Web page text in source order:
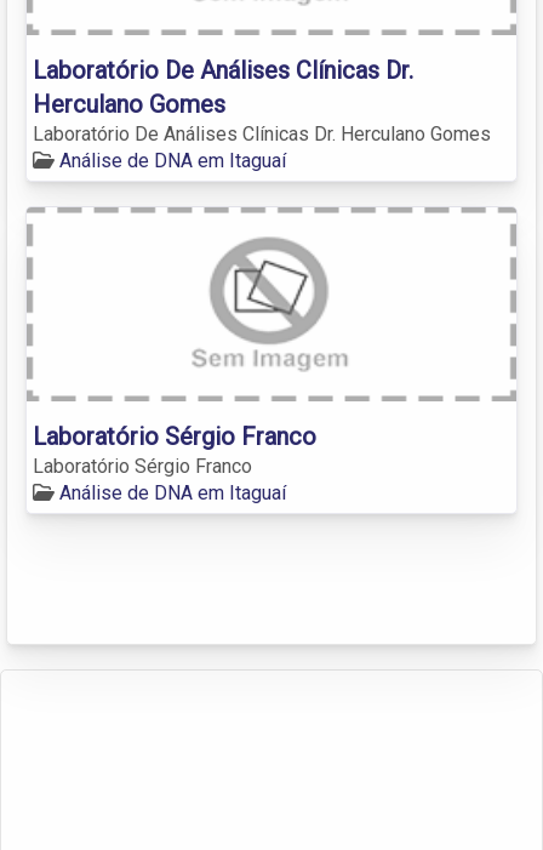
Laboratório De Análises Clínicas Dr.
Herculano Gomes
Laboratório De Análises Clínicas Dr. Herculano Gomes
Análise de DNA em Itaguaí
Laboratório Sérgio Franco
Laboratório Sérgio Franco
Análise de DNA em Itaguaí